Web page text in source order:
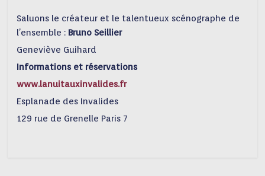
Saluons le créateur et le talentueux scénographe de
l’ensemble : Bruno Seillier
Geneviève Guihard
Informations et réservations
www.lanuitauxinvalides.fr
Esplanade des Invalides
129 rue de Grenelle Paris 7